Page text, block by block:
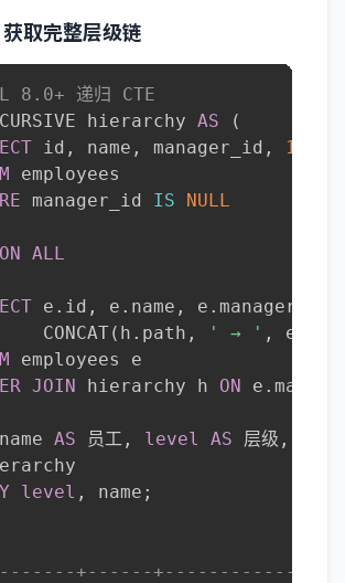
取完整层级链
8.0+ 递归 CTE
hierarchy AS
(
id , name , manager_id , 1
employees
manager_id IS NULL
ALL
e . id , e . name , e . manager_id
CONCAT
( h . path , ' → ' , e
employees e
JOIN hierarchy h ON e .
AS 员工 , level AS 层级 ,
level , name ;
+------